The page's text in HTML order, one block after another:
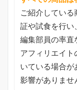
ご紹介してい
証や試食を行い、
編集部員の率直
アフィリエイ
いている場合
影響がありませ